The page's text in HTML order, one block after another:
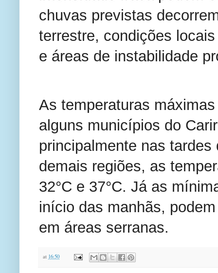
chuvas previstas
terrestre, condições
e áreas de instabilidade
As temperaturas
alguns municípios do
principalmente nas
demais regiões, as
32°C e 37°C. Já as
início das manhãs,
em áreas serranas.
at 16:50